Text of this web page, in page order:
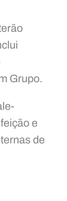
Grupo.
e
de